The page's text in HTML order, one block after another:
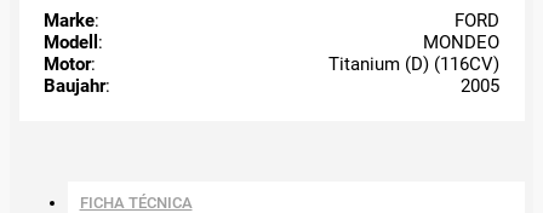
Marke:
FORD
Modell :
MONDEO
Motor:
Titanium (D) (116CV)
Baujahr: 2005
FICHA TÉCNICA